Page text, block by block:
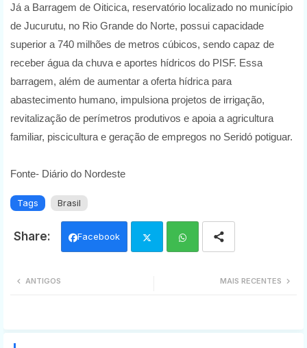
Já a Barragem de Oiticica, reservatório localizado no município
de Jucurutu, no Rio Grande do Norte, possui capacidade
superior a 740 milhões de metros cúbicos, sendo capaz de
receber água da chuva e aportes hídricos do PISF. Essa
barragem, além de aumentar a oferta hídrica para
abastecimento humano, impulsiona projetos de irrigação,
revitalização de perímetros produtivos e apoia a agricultura
familiar, piscicultura e geração de empregos no Seridó potiguar.
Fonte- Diário do Nordeste
Tags Brasil
Facebook
MAIS RECENTES
ANTIGOS